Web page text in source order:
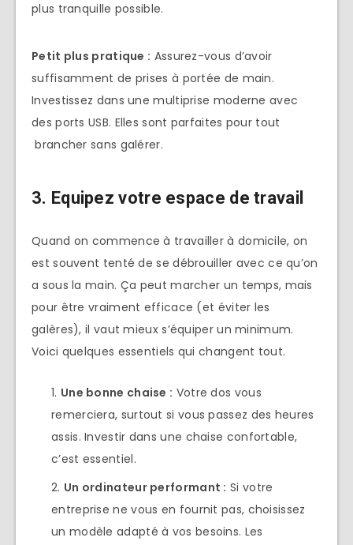
plus tranquille possible.
Petit plus pratique : Assurez-vous d’avoir
suffisamment de prises à portée de main.
Investissez dans une multiprise moderne avec
des ports USB. Elles sont parfaites pour tout
brancher sans galérer.
3. Equipez votre espace de travail
Quand on commence à travailler à domicile, on
est souvent tenté de se débrouiller avec ce qu’on
a sous la main. Ça peut marcher un temps, mais
pour être vraiment efficace (et éviter les
galères), il vaut mieux s’équiper un minimum.
Voici quelques essentiels qui changent tout.
Une bonne chaise : Votre dos vous
remerciera, surtout si vous passez des heures
assis. Investir dans une chaise confortable,
c’est essentiel.
Un ordinateur performant : Si votre
entreprise ne vous en fournit pas, choisissez
un modèle adapté à vos besoins. Les